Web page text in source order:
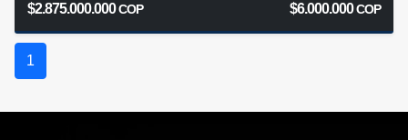
$2.875.000.000COP $6.000.000COP
1